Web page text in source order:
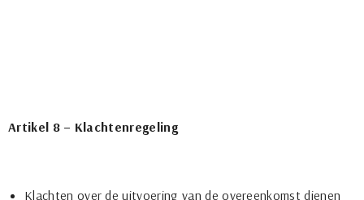
Artikel 8 – Klachtenregeling
Klachten over de uitvoering van de overeenkomst dienen